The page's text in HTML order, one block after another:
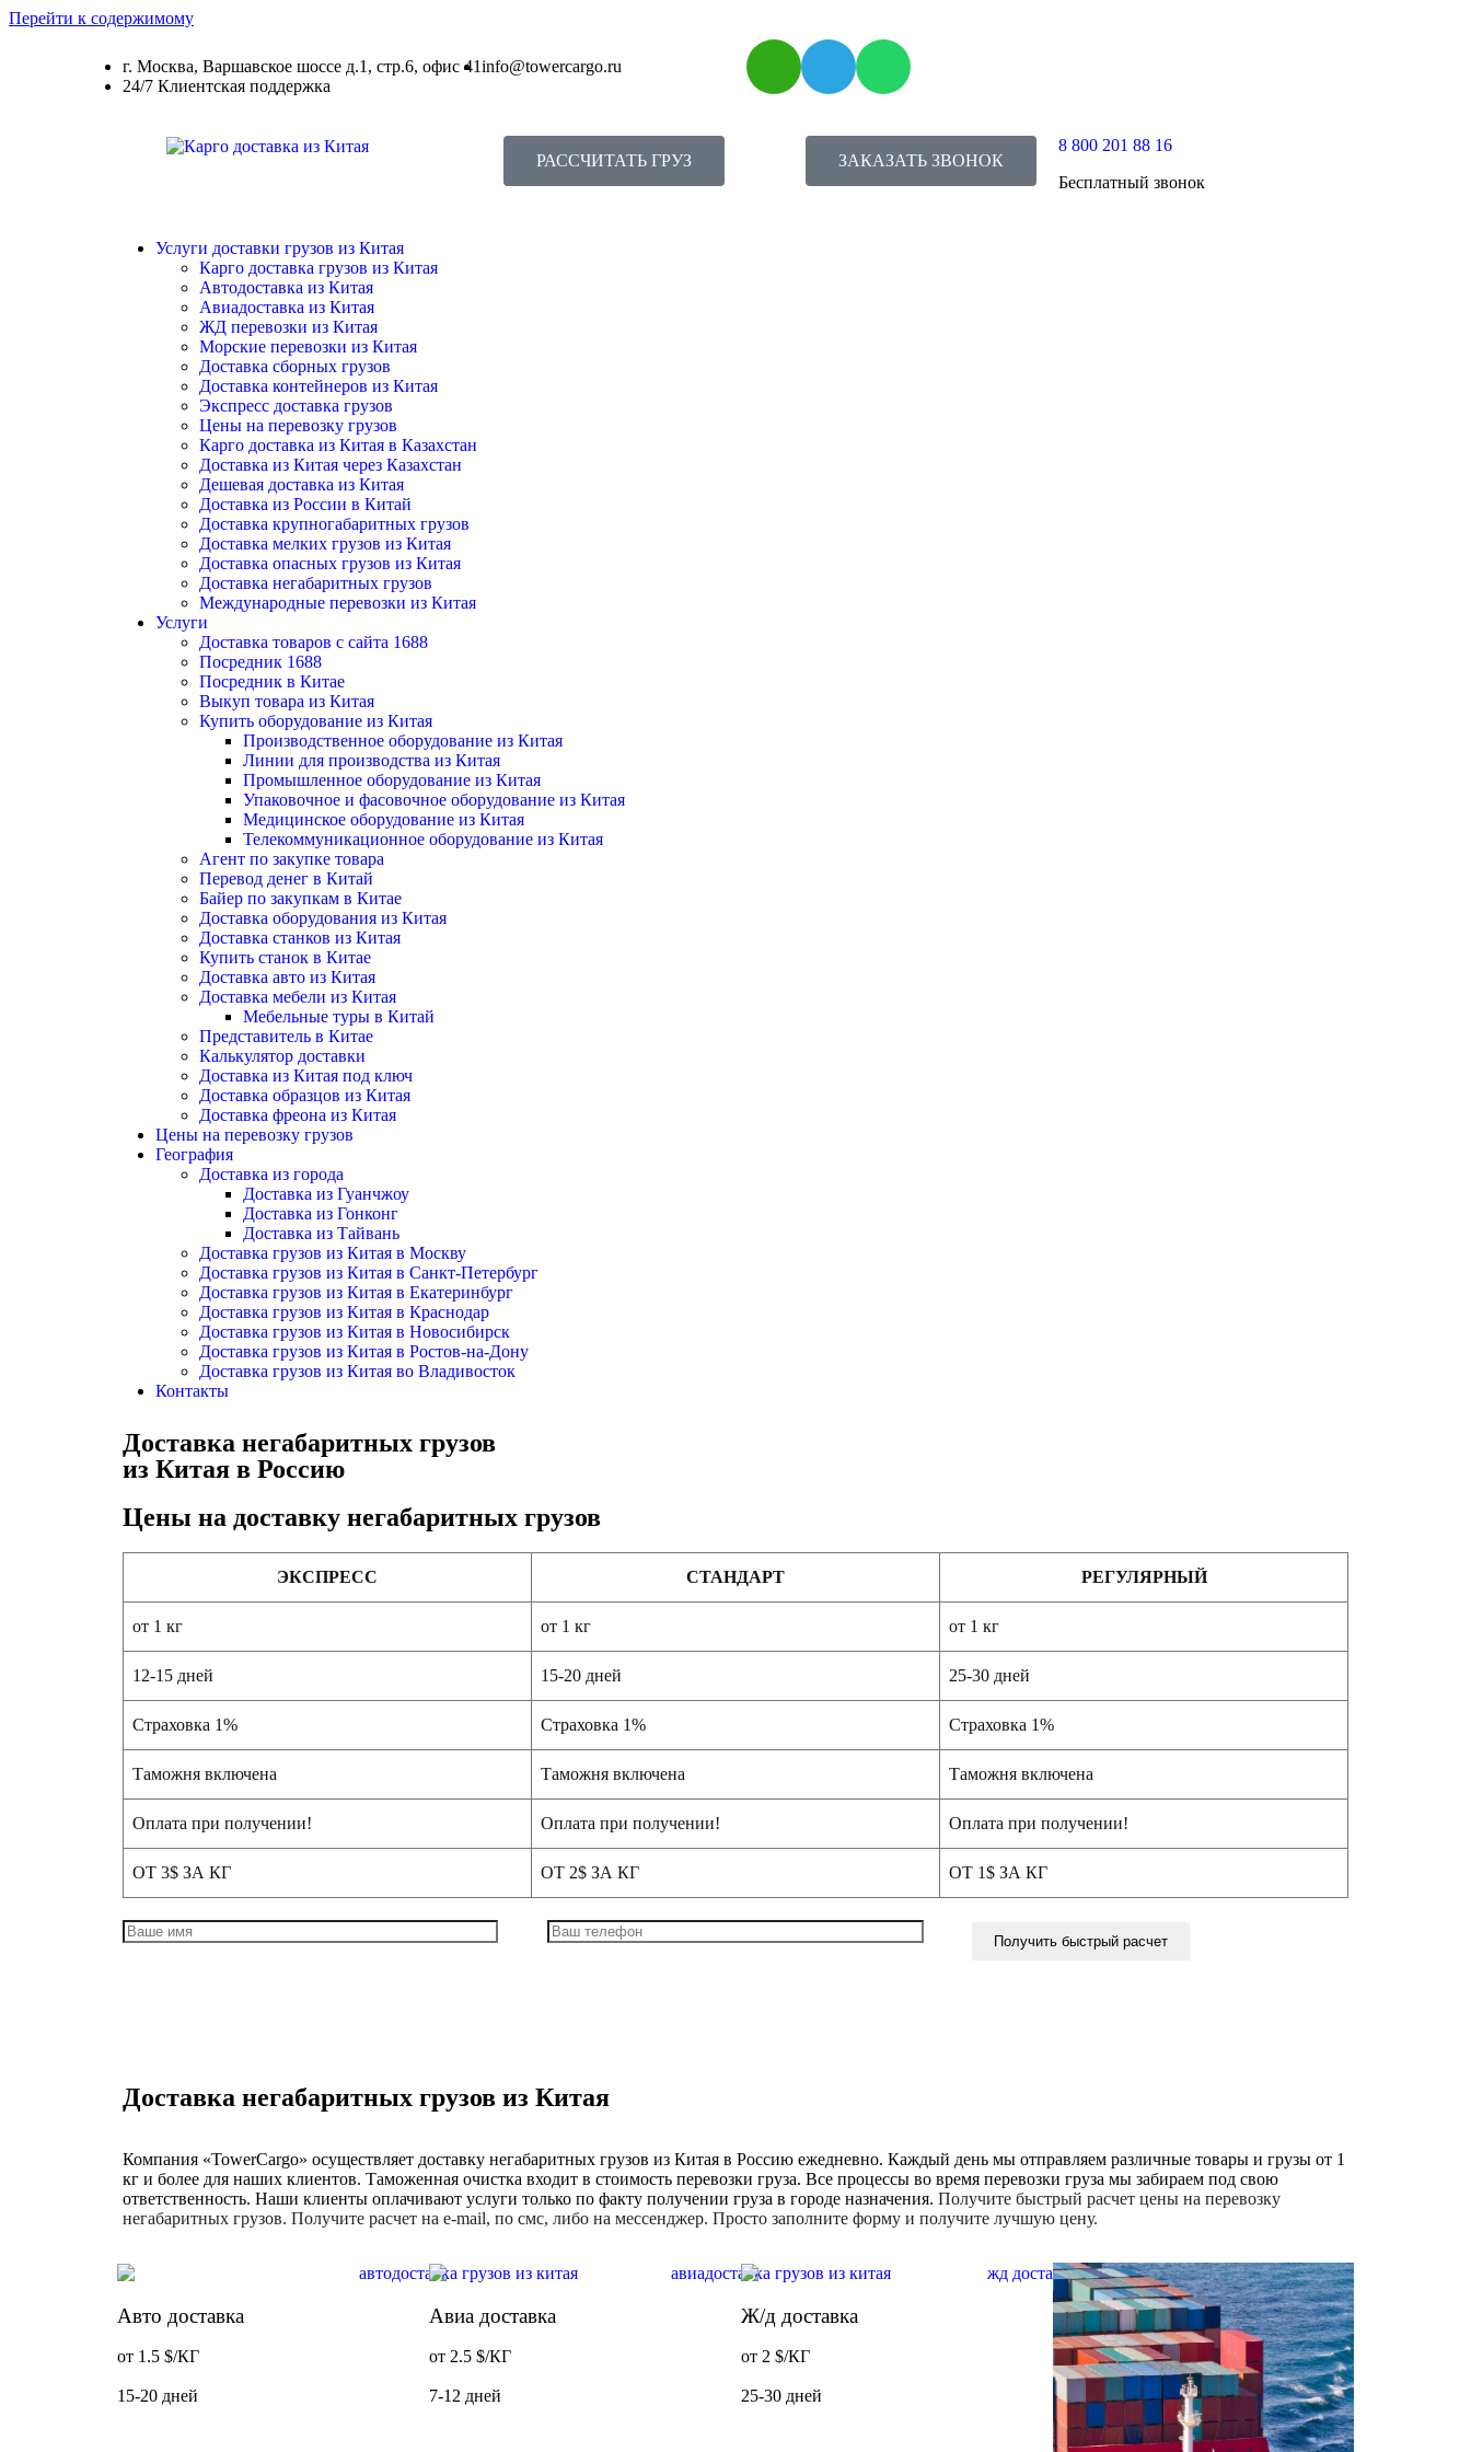
Перейти к содержимому
г. Москва, Варшавское шоссе д.1, стр.6, офис 41info@towercargo.ru
24/7 Клиентская поддержка
РАССЧИТАТЬ ГРУЗ ЗАКАЗАТЬ ЗВОНОК
8 800 201 88 16
Бесплатный звонок
Услуги доставки грузов из Китая
Карго доставка грузов из Китая
Автодоставка из Китая
Авиадоставка из Китая
ЖД перевозки из Китая
Морские перевозки из Китая
Доставка сборных грузов
Доставка контейнеров из Китая
Экспресс доставка грузов
Цены на перевозку грузов
Карго доставка из Китая в Казахстан
Доставка из Китая через Казахстан
Дешевая доставка из Китая
Доставка из России в Китай
Доставка крупногабаритных грузов
Доставка мелких грузов из Китая
Доставка опасных грузов из Китая
Доставка негабаритных грузов
Международные перевозки из Китая
Услуги
Доставка товаров с сайта 1688
Посредник 1688
Посредник в Китае
Выкуп товара из Китая
Купить оборудование из Китая
Производственное оборудование из Китая
Линии для производства из Китая
Промышленное оборудование из Китая
Упаковочное и фасовочное оборудование из Китая
Медицинское оборудование из Китая
Телекоммуникационное оборудование из Китая
Агент по закупке товара
Перевод денег в Китай
Байер по закупкам в Китае
Доставка оборудования из Китая
Доставка станков из Китая
Купить станок в Китае
Доставка авто из Китая
Доставка мебели из Китая
Мебельные туры в Китай
Представитель в Китае
Калькулятор доставки
Доставка из Китая под ключ
Доставка образцов из Китая
Доставка фреона из Китая
Цены на перевозку грузов
География
Доставка из города
Доставка из Гуанчжоу
Доставка из Гонконг
Доставка из Тайвань
Доставка грузов из Китая в Москву
Доставка грузов из Китая в Санкт-Петербург
Доставка грузов из Китая в Екатеринбург
Доставка грузов из Китая в Краснодар
Доставка грузов из Китая в Новосибирск
Доставка грузов из Китая в Ростов-на-Дону
Доставка грузов из Китая во Владивосток
Контакты
Доставка негабаритных грузов
из Китая в Россию
Цены на доставку негабаритных грузов
ЭКСПРЕСС СТАНДАРТ РЕГУЛЯРНЫЙ
от 1 кг от 1 кг от 1 кг
12-15 дней 15-20 дней 25-30 дней
Страховка 1% Страховка 1% Страховка 1%
Таможня включена Таможня включена Таможня включена
Оплата при получении! Оплата при получении! Оплата при получении!
ОТ 3$ ЗА КГ ОТ 2$ ЗА КГ ОТ 1$ ЗА КГ
Доставка негабаритных грузов из Китая
Компания «TowerCargo» осуществляет доставку негабаритных грузов из Китая в Россию ежедневно. Каждый день мы отправляем различные товары и грузы от 1
кг и более для наших клиентов. Таможенная очистка входит в стоимость перевозки груза. Все процессы во время перевозки груза мы забираем под свою
ответственность. Наши клиенты оплачивают услуги только по факту получении груза в городе назначения. Получите быстрый расчет цены на перевозку
негабаритных грузов. Получите расчет на e-mail, по смс, либо на мессенджер. Просто заполните форму и получите лучшую цену.
Авто доставка
от 1.5 $/КГ
15-20 дней
Авиа доставка
от 2.5 $/КГ
7-12 дней
Ж/д доставка
от 2 $/КГ
25-30 дней